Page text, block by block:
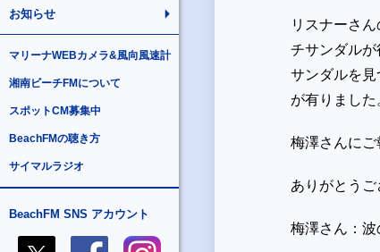
お知らせ
マリーナWEBカメラ&風向風速計
湘南ビーチFMについて
スポットCM募集中
BeachFMの聴き方
サイマルラジオ
BeachFM SNS アカウント
リスナーさ
チサンダル
サンダルを
が有りました
梅澤さんにご
ありがとうご
梅澤さん：波